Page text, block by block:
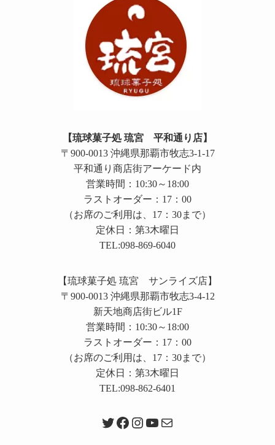
【琉球菓子処 琉宮 平和通り店】
〒900-0013 沖縄県那覇市牧志3-1-17
平和通り商店街アーケード内
営業時間：10:30～18:00
ラストオーダー：17：00
（お席のご利用は、17：30まで）
定休日：第3木曜日
TEL:098-869-6040
【琉球菓子処 琉宮 サンライズ店】
〒900-0013 沖縄県那覇市牧志3-4-12
新天地商店街ビル1F
営業時間：10:30～18:00
ラストオーダー：17：00
（お席のご利用は、17：30まで）
定休日：第3木曜日
TEL:098-862-6401
Twitter
Facebook
Instagram
YouTube
メール